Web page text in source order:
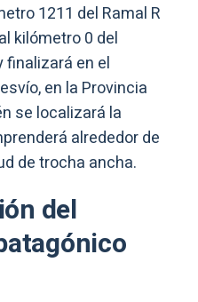
1211 del Ramal R
kilómetro 0 del
finalizará en el
en la Provincia
se localizará la
alrededor de
de trocha ancha.
del